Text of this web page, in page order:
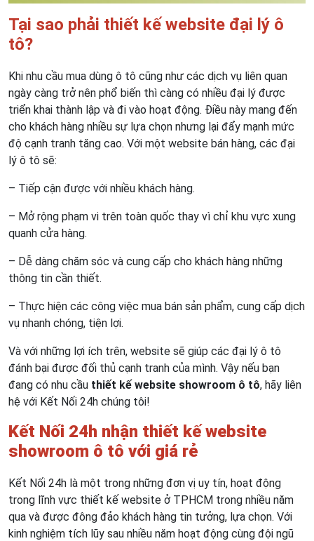
Tại sao phải thiết kế website đại lý ô
tô?
Khi nhu cầu mua dùng ô tô cũng như các dịch vụ liên quan
ngày càng trở nên phổ biến thì càng có nhiều đại lý được
triển khai thành lập và đi vào hoạt động. Điều này mang đến
cho khách hàng nhiều sự lựa chọn nhưng lại đẩy mạnh mức
độ cạnh tranh tăng cao. Với một website bán hàng, các đại
lý ô tô sẽ:
– Tiếp cận được với nhiều khách hàng.
– Mở rộng phạm vi trên toàn quốc thay vì chỉ khu vực xung
quanh cửa hàng.
– Dễ dàng chăm sóc và cung cấp cho khách hàng những
thông tin cần thiết.
– Thực hiện các công việc mua bán sản phẩm, cung cấp dịch
vụ nhanh chóng, tiện lợi.
Và với những lợi ích trên, website sẽ giúp các đại lý ô tô
đánh bại được đối thủ cạnh tranh của mình. Vậy nếu bạn
đang có nhu cầu thiết kế website showroom ô tô, hãy liên
hệ với Kết Nối 24h chúng tôi!
Kết Nối 24h nhận thiết kế website
showroom ô tô với giá rẻ
Kết Nối 24h là một trong những đơn vị uy tín, hoạt động
trong lĩnh vực thiết kế website ở TPHCM trong nhiều năm
qua và được đông đảo khách hàng tin tưởng, lựa chọn. Với
kinh nghiệm tích lũy sau nhiều năm hoạt động cùng đội ngũ